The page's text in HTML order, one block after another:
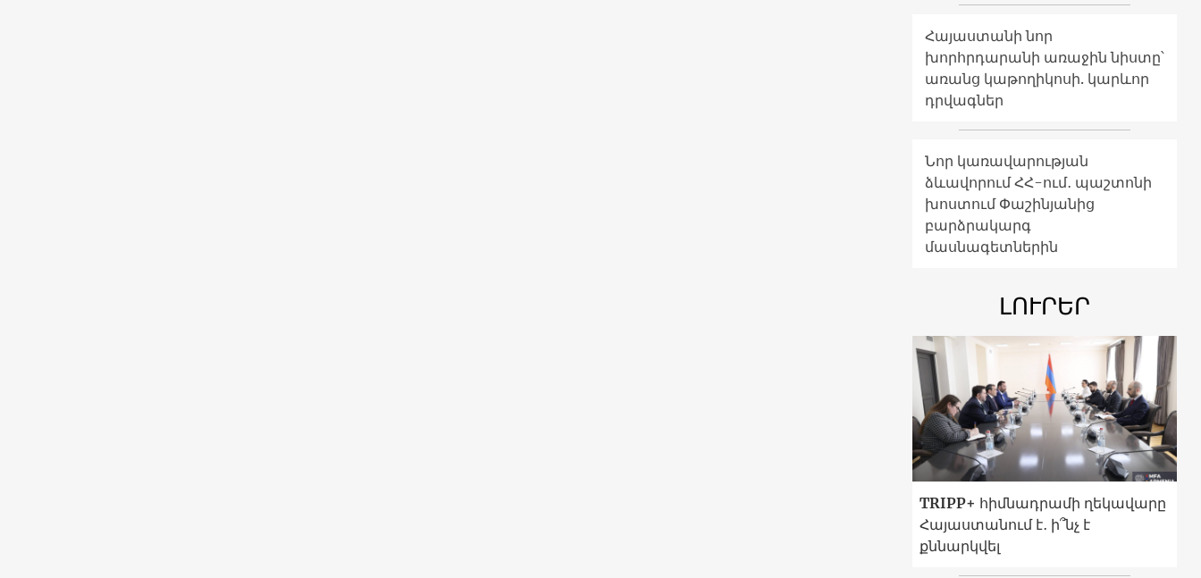
Հայաստանի նոր
խորհրդարանի առաջին նիստը՝
առանց կաթողիկոսի. կարևոր
դրվագներ
Նոր կառավարության
ձևավորում ՀՀ-ում․ պաշտոնի
խոստում Փաշինյանից
բարձրակարգ
մասնագետներին
ԼՈՒՐԵՐ
TRIPP+ հիմնադրամի ղեկավարը
Հայաստանում է․ ի՞նչ է
քննարկվել